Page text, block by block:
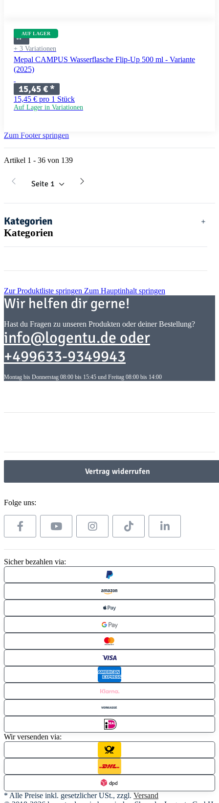
AUF LAGER
+ 3 Variationen
Mepal CAMPUS Wasserflasche Flip-Up 500 ml - Variante
(2025)
15,45 €*
15,45 € pro 1 Stück
Auf Lager in Variationen
Zum Footer springen
Artikel 1 - 36 von 139
Seite 1
Kategorien
Kategorien
Zur Produktliste springen Zum Hauptinhalt springen
Wir helfen dir gerne!
Hast du Fragen zu unseren Produkten oder deiner Bestellung?
info@logentu.de oder
+499633-9349943
Montag bis Donnerstag 08:00 bis 15:45 und Freitag 08:00 bis 14:00
Vertrag widerrufen
Folge uns:
Sicher bezahlen via:
Wir versenden via:
* Alle Preise inkl. gesetzlicher USt., zzgl. Versand